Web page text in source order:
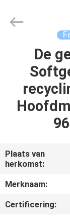
THUIS
OVER
ONS
Pharmatech
De
Plaats van
herkomst:
Merknaam:
Certificering: